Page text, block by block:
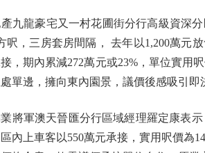
龍豪宅又一村花圃街分行高級資深分
呎，三房套房間隔， 去年以1,200萬元
，期內累減272萬元或23%，單位實用
單邊，擁向東內園景，議價後感吸引即
軍澳天晉匯分行區域經理羅定康表示
內上車客以550萬元承接，實用呎價為